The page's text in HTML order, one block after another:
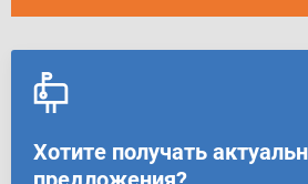
Хотите получать